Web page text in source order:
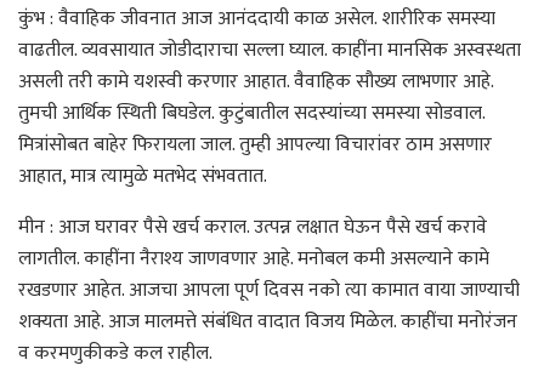
कुंभ : वैवाहिक जीवनात आज आनंददायी काळ असेल. शारीरिक समस्या
वाढतील. व्यवसायात जोडीदाराचा सल्ला घ्याल. काहींना मानसिक अस्वस्थता
असली तरी कामे यशस्वी करणार आहात. वैवाहिक सौख्य लाभणार आहे.
तुमची आर्थिक स्थिती बिघडेल. कुटुंबातील सदस्यांच्या समस्या सोडवाल.
मित्रांसोबत बाहेर फिरायला जाल. तुम्ही आपल्या विचारांवर ठाम असणार
आहात, मात्र त्यामुळे मतभेद संभवतात.
मीन : आज घरावर पैसे खर्च कराल. उत्पन्न लक्षात घेऊन पैसे खर्च करावे
लागतील. काहींना नैराश्य जाणवणार आहे. मनोबल कमी असल्याने कामे
रखडणार आहेत. आजचा आपला पूर्ण दिवस नको त्या कामात वाया जाण्याची
शक्यता आहे. आज मालमत्ते संबंधित वादात विजय मिळेल. काहींचा मनोरंजन
व करमणुकीकडे कल राहील.